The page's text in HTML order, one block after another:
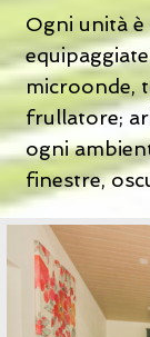
Ogni unità
microonde,
frullatore;
ogni
finestre,